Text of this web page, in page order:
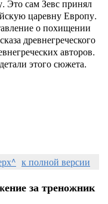
Это сам Зевс принял
царевну Европу.
о похищении
древнегреческого
авторов.
этого сюжета.
к полной версии
за треножник